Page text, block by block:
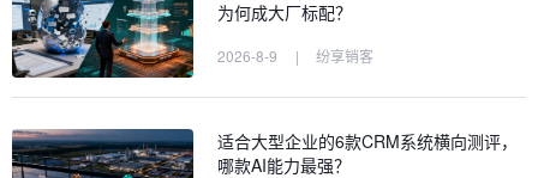
为何成大厂标配？
2026-8-9 | 纷享销客
适合大型企业的6款CRM系统横向测评，
哪款AI能力最强？